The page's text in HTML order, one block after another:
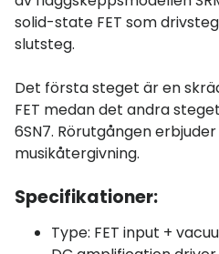
solid-state FET som
slutsteg.
Det första steget är en
FET medan det andra
6SN7. Rörutgången
musikåtergivning.
Specifikationer:
Type: FET input +